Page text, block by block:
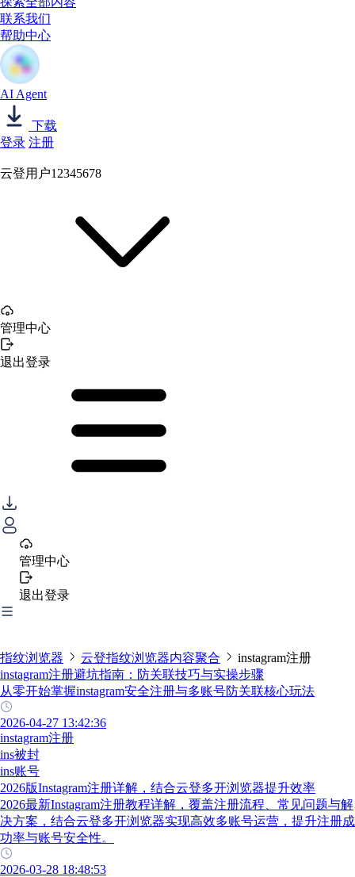
联系我们
帮助中心
AI Agent
下载
登录 注册
云登用户12345678
管理中心
退出登录
管理中心
退出登录
指纹浏览器 云登指纹浏览器内容聚合
instagram注册
instagram注册避坑指南：防关联技巧与实操步骤
从零开始掌握instagram安全注册与多账号防关联核心玩法
2026-04-27 13:42:36
instagram注册
ins被封
ins账号
2026版Instagram注册详解，结合云登多开浏览器提升效率
2026最新Instagram注册教程详解，覆盖注册流程、常见问题与解
决方案，结合云登多开浏览器实现高效多账号运营，提升注册成
功率与账号安全性。
2026-03-28 18:48:53